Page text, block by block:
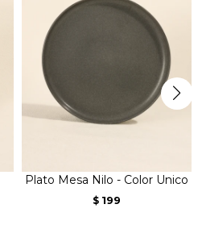
Plato Mesa Nilo - Color Unico
$ 199